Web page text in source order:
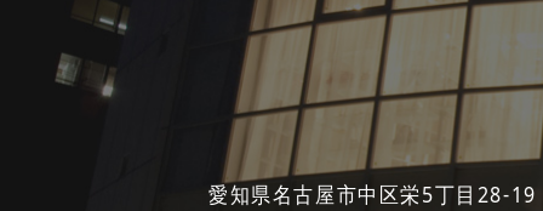
愛知県名古屋市中区栄5丁目28-